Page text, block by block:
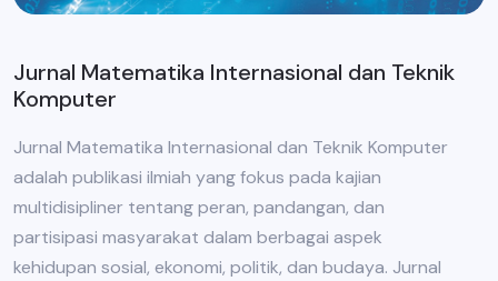
Jurnal Matematika Internasional dan Teknik
Komputer
Jurnal Matematika Internasional dan Teknik Komputer
adalah publikasi ilmiah yang fokus pada kajian
multidisipliner tentang peran, pandangan, dan
partisipasi masyarakat dalam berbagai aspek
kehidupan sosial, ekonomi, politik, dan budaya. Jurnal